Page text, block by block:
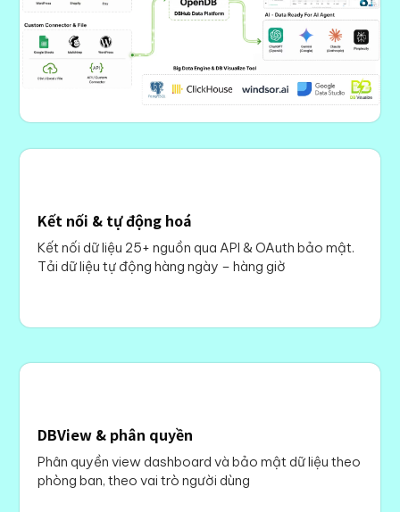
Kết nối & tự động hoá
Kết nối dữ liệu 25+ nguồn qua API & OAuth bảo mật.
Tải dữ liệu tự động hàng ngày – hàng giờ
DBView & phân quyền
Phân quyền view dashboard và bảo mật dữ liệu theo
phòng ban, theo vai trò người dùng